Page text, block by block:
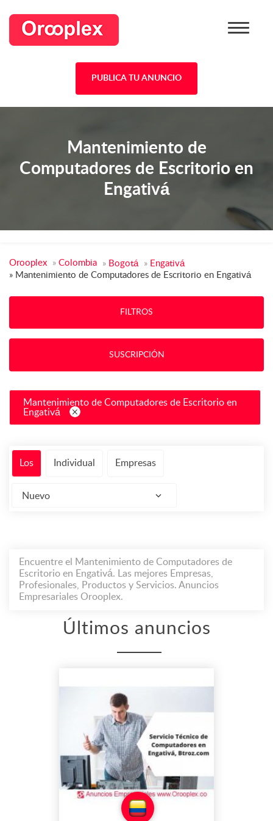
PUBLICA TU ANUNCIO
Mantenimiento de
Computadores de Escritorio en
Engativá
Orooplex » Colombia » Bogotá » Engativá
» Mantenimiento de Computadores de Escritorio en Engativá
FILTROS
SUSCRIPCIÓN
Mantenimiento de Computadores de Escritorio en
Engativá
Los Individual Empresas
Nuevo
Encuentre el Mantenimiento de Computadores de
Escritorio en Engativá. Las mejores Empresas,
Profesionales, Productos y Servicios. Anuncios
Empresariales Orooplex.
Últimos anuncios